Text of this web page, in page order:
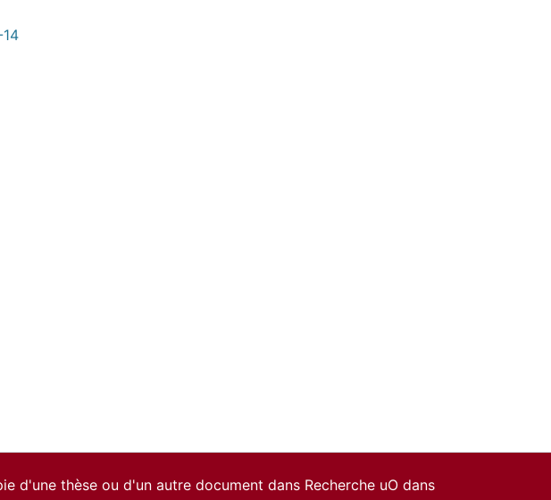
d'une thèse ou d'un autre document dans Recherche uO dans